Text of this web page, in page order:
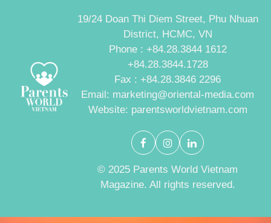
19/24 Doan Thi Diem Street, Phu Nhuan
District, HCMC, VN
Phone : +84.28.3844 1612
+84.28.3844.1728
Fax : +84.28.3846 2296
Email: marketing@oriental-media.com
Website: parentsworldvietnam.com
© 2025 Parents World Vietnam
Magazine. All rights reserved.